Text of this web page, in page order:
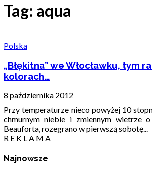
Tag: aqua
Polska
„Błękitna” we Włocławku, tym
kolorach…
8 października 2012
Przy temperaturze nieco powyżej 10
chmurnym niebie i zmiennym wietrze
Beauforta, rozegrano w pierwszą sobotę...
R E K L A M A
Najnowsze